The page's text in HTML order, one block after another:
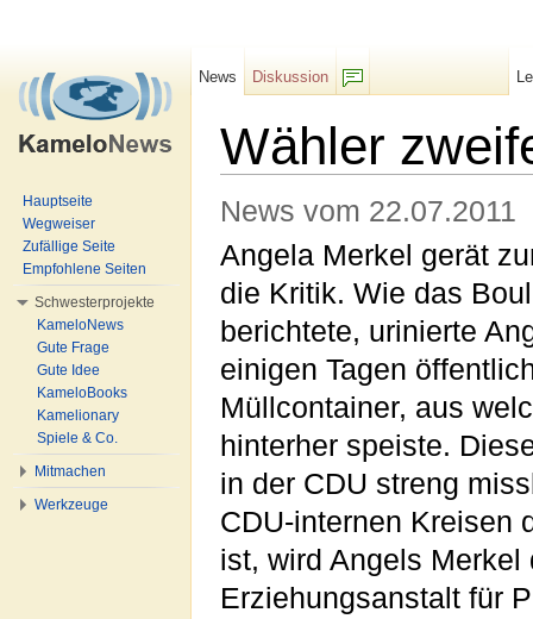
Wähler
News vom 22.07.2011
Angela Merkel gerät
die Kritik. Wie das
berichtete, urinierte
einigen Tagen
Müllcontainer, aus
hinterher speiste.
in der CDU streng
CDU-internen Kreisen
ist, wird Angels Merkel
Erziehungsanstalt für
News
Diskussion
Hauptseite
Wegweiser
Zufällige Seite
Empfohlene Seiten
Schwesterprojekte
KameloNews
Gute Frage
Gute Idee
KameloBooks
Kamelionary
Spiele & Co.
Mitmachen
Werkzeuge